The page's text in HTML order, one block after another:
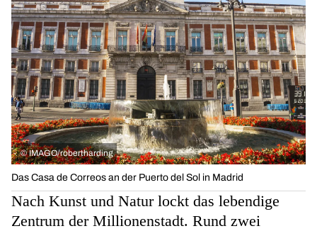
© IMAGO/robertharding
Das Casa de Correos an der Puerto del Sol in Madrid
Nach Kunst und Natur lockt das lebendige
Zentrum der Millionenstadt. Rund zwei